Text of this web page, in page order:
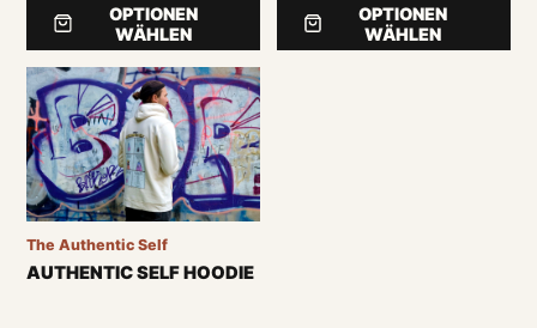
OPTIONEN
WÄHLEN
OPTIONEN
WÄHLEN
The Authentic Self
AUTHENTIC SELF HOODIE